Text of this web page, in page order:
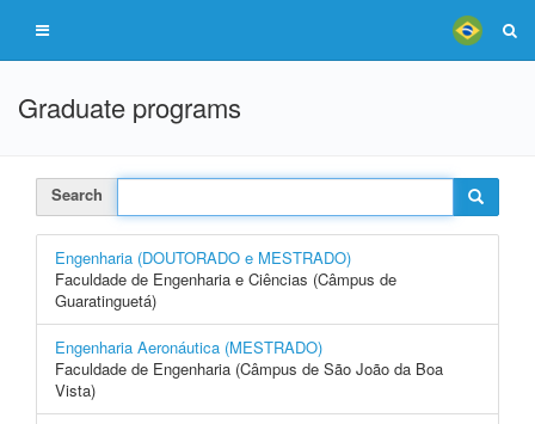
Graduate programs
Search
Engenharia (DOUTORADO e MESTRADO)
Faculdade de Engenharia e Ciências (Câmpus de
Guaratinguetá)
Engenharia Aeronáutica (MESTRADO)
Faculdade de Engenharia (Câmpus de São João da Boa
Vista)